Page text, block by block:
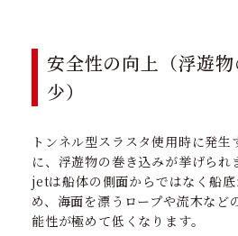
安全性の向上（浮遊
少）
トンネル型スラスタ使用時に発生
に、浮遊物の巻き込みが挙げられ
jetは船体の側面からではなく船
め、海面を漂うロープや流木など
能性が極めて低くなります。